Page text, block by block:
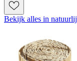
Bekijk alles in